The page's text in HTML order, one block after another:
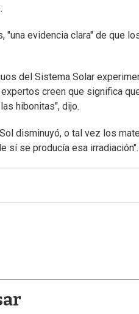
"una evidencia clara" de que
del Sistema Solar
creen que significa
hibonitas", dijo.
disminuyó, o tal vez los
sí se producía esa irradiación".